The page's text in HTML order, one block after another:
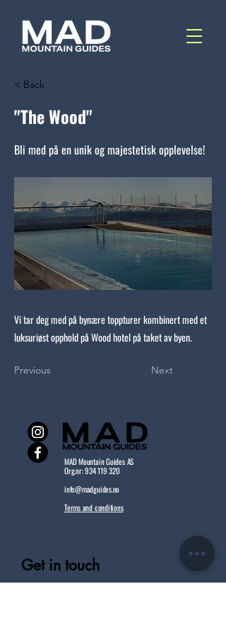
< Back
"The Wood"
Bli med på en unik og majestetisk opplevelse!
Vi tar deg med på bynære toppturer kombinert med et
luksuriøst opphold på Wood hotel på taket av byen.
Previous Next
MAD Mountain Guides AS
Org.nr:934 119 320
info@madguides.no
Terms and conditions
Get in touch